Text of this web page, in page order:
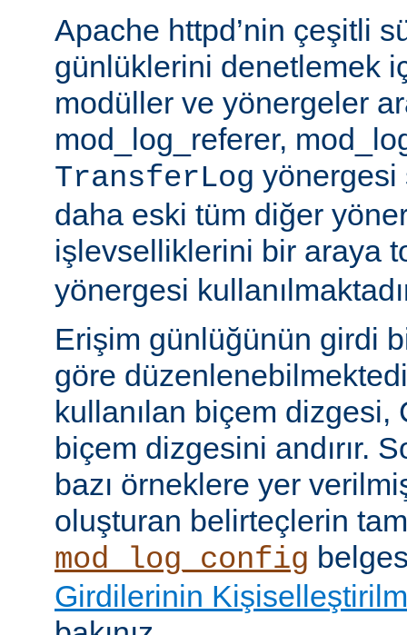
Apache httpd’nin çeşitli
günlüklerini denetlemek
modüller ve yönergeler
mod_log_referer,
TransferLog yönergesi
daha eski tüm diğer
işlevselliklerini bir araya
yönergesi
Erişim günlüğünün girdi
göre
kullanılan biçem dizgesi,
biçem dizgesini andırır.
bazı örneklere yer
oluşturan belirteçlerin
mod_log_config
Girdilerinin